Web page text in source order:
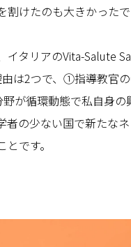
けたのも大きかったで
イタリアのVita-Salute
は2つで、①指導教官
が循環動態で私自身の
の少ない国で新たな
です。